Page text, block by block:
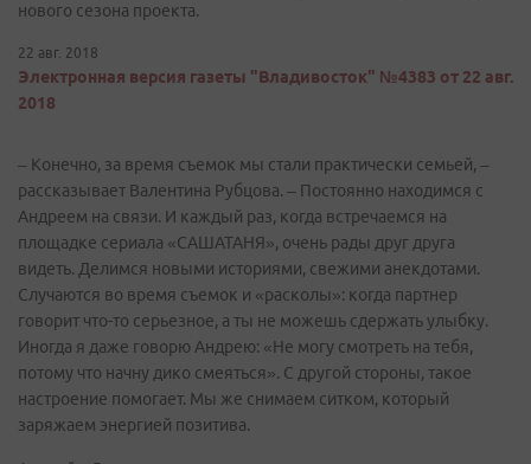
нового сезона проекта.
22 авг. 2018
Электронная версия газеты "Владивосток" №4383 от 22 авг.
2018
– Конечно, за время съемок мы стали практически семьей, –
рассказывает Валентина Рубцова. – Постоянно находимся с
Андреем на связи. И каждый раз, когда встречаемся на
площадке сериала «САШАТАНЯ», очень рады друг друга
видеть. Делимся новыми историями, свежими анекдотами.
Случаются во время съемок и «расколы»: когда партнер
говорит что-то серьезное, а ты не можешь сдержать улыбку.
Иногда я даже говорю Андрею: «Не могу смотреть на тебя,
потому что начну дико смеяться». С другой стороны, такое
настроение помогает. Мы же снимаем ситком, который
заряжаем энергией позитива.